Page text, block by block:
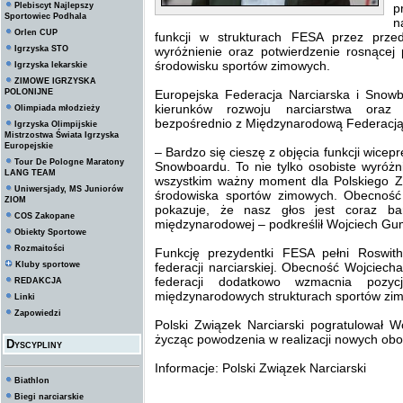
Plebiscyt Najlepszy
Sportowiec Podhala
Orlen CUP
Igrzyska STO
Igrzyska lekarskie
ZIMOWE IGRZYSKA
POLONIJNE
Olimpiada młodzieży
Igrzyska Olimpijskie
Mistrzostwa Świata Igrzyska
Europejskie
Tour De Pologne Maratony
LANG TEAM
Uniwersjady, MS Juniorów
ZIOM
COS Zakopane
Obiekty Sportowe
Rozmaitości
Kluby sportowe
REDAKCJA
Linki
Zapowiedzi
Dyscypliny
Biathlon
Biegi narciarskie
funkcji w strukturach FESA przez
wyróżnienie oraz potwierdzenie
środowisku sportów zimowych.
Europejska Federacja Narciarska i
kierunków rozwoju narciarstwa oraz
bezpośrednio z Międzynarodową
– Bardzo się cieszę z objęcia funkcji
Snowboardu. To nie tylko osobiste
wszystkim ważny moment dla Polskiego
środowiska sportów zimowych.
pokazuje, że nasz głos jest coraz
międzynarodowej – podkreślił Wojciech
Funkcję prezydentki FESA pełni
federacji narciarskiej. Obecność
federacji dodatkowo wzmacnia
międzynarodowych strukturach sportów
Polski Związek Narciarski pogratulował
życząc powodzenia w realizacji nowych
Informacje: Polski Związek Narciarski